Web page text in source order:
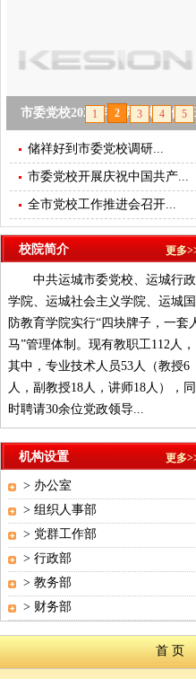
市委党校2025年春季学期主体班
开班
null
1 2 3 4 5
储祥好到市委党校调研...
市委党校开展庆祝中国共产...
全市党校工作推进会召开...
校院简介 更多
中共运城市委党校、运城行政
学院、运城社会主义学院、运城国
防教育学院实行“四块牌子，一套
马”管理体制。现有教职工112人，
其中，专业技术人员53人（教授6
人，副教授18人，讲师18人），同
时聘请30余位党政领导...
机构设置 更多
> 办公室
> 组织人事部
> 党群工作部
> 行政部
> 教务部
> 财务部
首 页